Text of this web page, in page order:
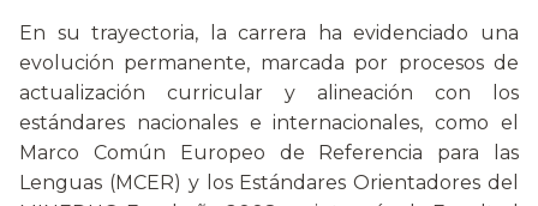
En su trayectoria, la carrera ha evidenciado una
evolución permanente, marcada por procesos de
actualización curricular y alineación con los
estándares nacionales e internacionales, como el
Marco Común Europeo de Referencia para las
Lenguas (MCER) y los Estándares Orientadores del